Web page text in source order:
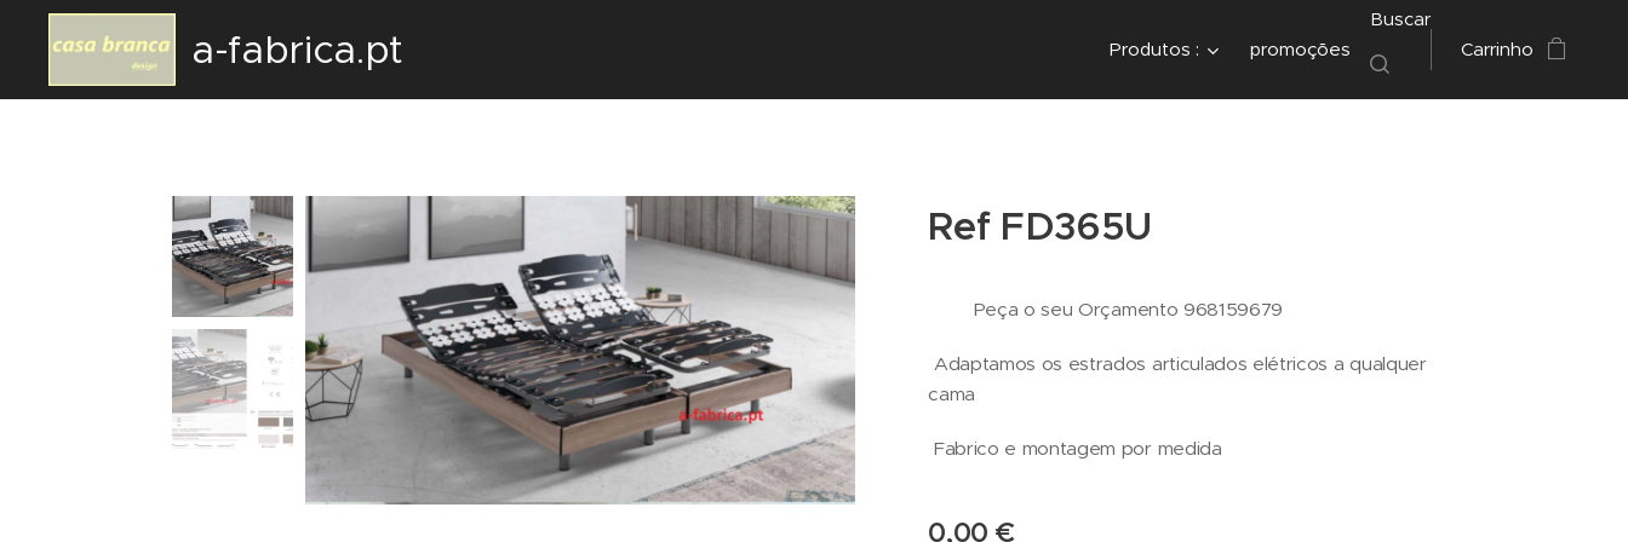
a-fabrica.pt Produtos : promoções
Buscar
Carrinho
Ref FD365U
Peça o seu Orçamento 968159679
Adaptamos os estrados articulados elétricos a qualquer
cama
Fabrico e montagem por medida
0,00 €